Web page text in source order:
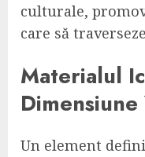
culturale,
care să
Materialul
Un element